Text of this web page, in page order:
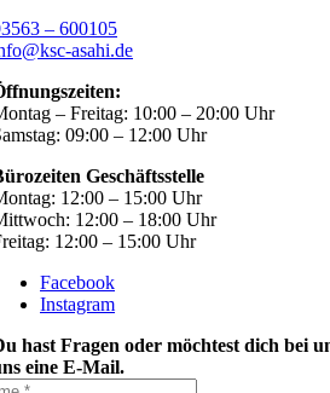
– 600105
asahi.de
– Freitag: 10:00 – 20:00 Uhr
09:00 – 12:00 Uhr
Geschäftsstelle
12:00 – 15:00 Uhr
12:00 – 18:00 Uhr
12:00 – 15:00 Uhr
Facebook
Instagram
hast Fragen oder möchtest dich bei
eine E-Mail.